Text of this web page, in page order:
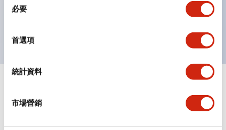
必要
首選項
統計資料
市場營銷
符合 ISO 3864-4 安全色規範：在危險或緊急狀況下，